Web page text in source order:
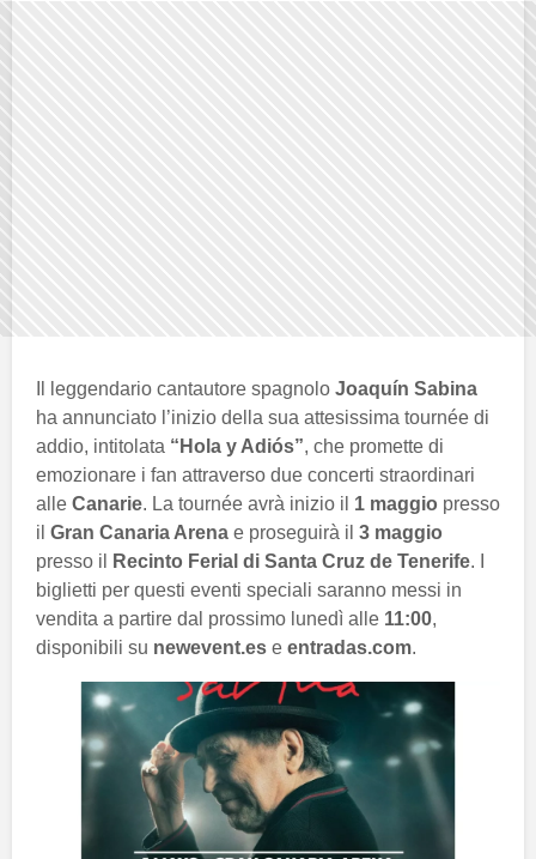
Il leggendario cantautore spagnolo Joaquín Sabina
ha annunciato l’inizio della sua attesissima tournée di
addio, intitolata “Hola y Adiós”, che promette di
emozionare i fan attraverso due concerti straordinari
alle Canarie. La tournée avrà inizio il 1 maggio presso
il Gran Canaria Arena e proseguirà il 3 maggio
presso il
Recinto Ferial di Santa Cruz de Tenerife. I
biglietti per questi eventi speciali saranno messi in
vendita a partire dal prossimo lunedì alle 11:00,
disponibili su newevent.es e entradas.com.